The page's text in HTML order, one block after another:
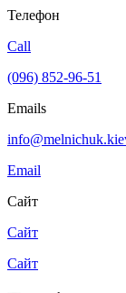
Телефон
Call
(096) 852-96-51
Emails
Email
Сайт
Сайт
Сайт